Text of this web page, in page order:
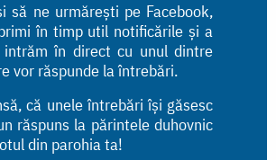
să ne urmărești pe Facebook,
în timp util notificările și a
intrăm în direct cu unul dintre
vor răspunde la întrebări.
că unele întrebări își găsesc
răspuns la părintele duhovnic
din parohia ta!